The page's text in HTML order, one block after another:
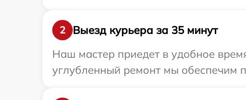
2
Выезд курьера за 35 минут
Наш мастер приедет в удобное
углубленный ремонт мы обеспечим